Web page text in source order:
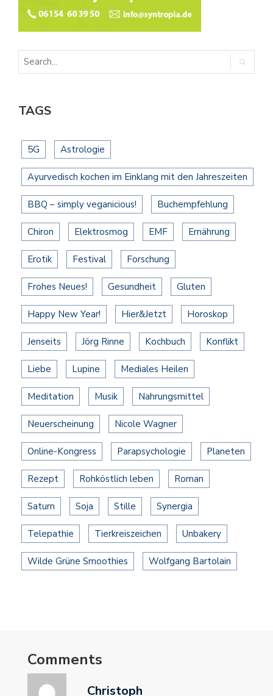
TAGS
5G Astrologie
Ayurvedisch kochen im Einklang mit den Jahreszeiten
BBQ – simply veganicious! Buchempfehlung
Chiron Elektrosmog EMF Ernährung
Erotik Festival Forschung
Frohes Neues! Gesundheit Gluten
Happy New Year! Hier&Jetzt Horoskop
Jenseits Jörg Rinne Kochbuch Konflikt
Liebe Lupine Mediales Heilen
Meditation Musik Nahrungsmittel
Neuerscheinung Nicole Wagner
Online-Kongress Parapsychologie Planeten
Rezept Rohköstlich leben Roman
Saturn Soja Stille Synergia
Telepathie Tierkreiszeichen Unbakery
Wilde Grüne Smoothies Wolfgang Bartolain
Comments
Christoph